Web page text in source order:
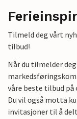
Tilmeld deg vårt
tilbud!
Når du tilmelder
våre beste tilbud
Du vil også motta
invitasjoner til å